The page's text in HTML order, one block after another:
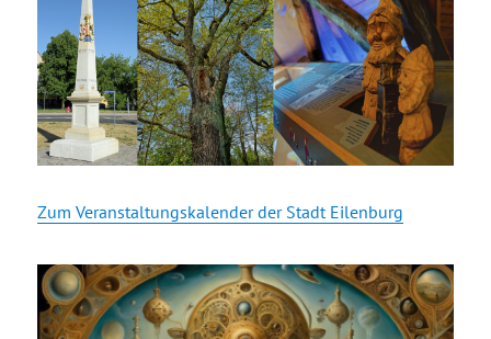
Zum Veranstaltungskalender der Stadt Eilenburg